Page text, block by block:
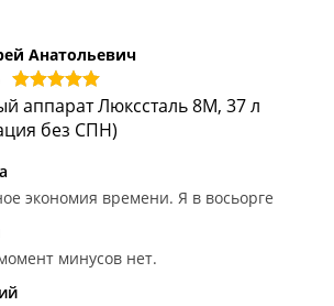
Анатольевич
аппарат Люкссталь 8М, 37 л
без СПН)
экономия времени. Я в восьорге
минусов нет.